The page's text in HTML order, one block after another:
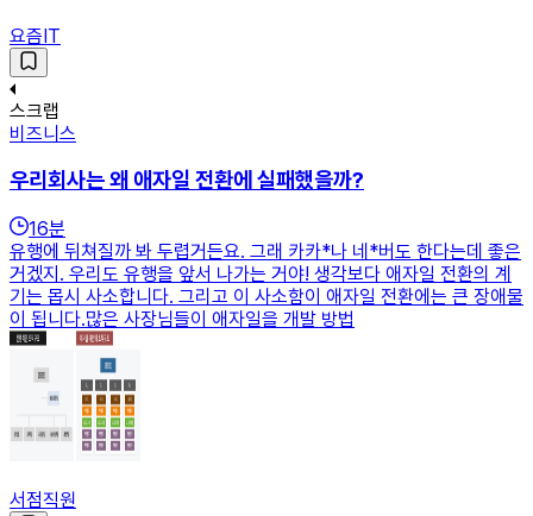
요즘IT
스크랩
비즈니스
우리회사는 왜 애자일 전환에 실패했을까?
16분
유행에 뒤쳐질까 봐 두렵거든요. 그래 카카*나 네*버도 한다는데 좋은
거겠지. 우리도 유행을 앞서 나가는 거야! 생각보다 애자일 전환의 계
기는 몹시 사소합니다. 그리고 이 사소함이 애자일 전환에는 큰 장애물
이 됩니다.많은 사장님들이 애자일을 개발 방법
서점직원